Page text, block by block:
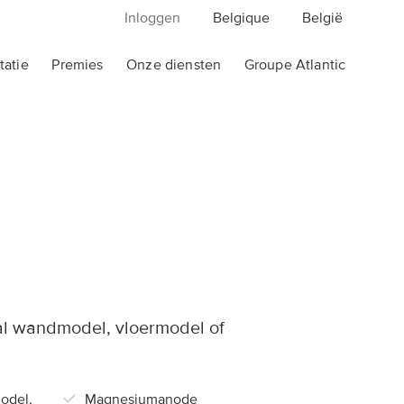
Inloggen Belgique België
Premies Onze diensten Groupe Atlantic
wandmodel, vloermodel of
Magnesiumanode